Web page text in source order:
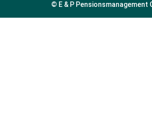
© E & P Pensionsmanagement